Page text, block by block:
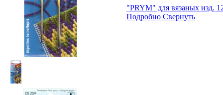
"PRYM" для вязаных изд.
Подробно Свернуть